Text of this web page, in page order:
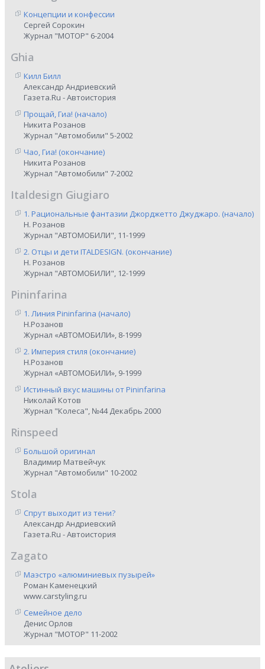
Концепции и конфессии
Сергей Сорокин
Журнал "МОТОР" 6-2004
Ghia
Килл Билл
Александр Андриевский
Газета.Ru - Автоистория
Прощай, Гиа! (начало)
Никита Розанов
Журнал "Автомобили" 5-2002
Чао, Гиа! (окончание)
Никита Розанов
Журнал "Автомобили" 7-2002
Italdesign Giugiaro
1. Рациональные фантазии Джорджетто Джуджаро. (начало)
Н. Розанов
Журнал "АВТОМОБИЛИ", 11-1999
2. Отцы и дети ITALDESIGN. (окончание)
Н. Розанов
Журнал "АВТОМОБИЛИ", 12-1999
Pininfarina
1. Линия Pininfarina (начало)
Н.Розанов
Журнал «АВТОМОБИЛИ», 8-1999
2. Империя стиля (окончание)
Н.Розанов
Журнал «АВТОМОБИЛИ», 9-1999
Истинный вкус машины от Pininfarina
Николай Котов
Журнал "Колеса", №44 Декабрь 2000
Rinspeed
Большой оригинал
Владимир Матвейчук
Журнал "Автомобили" 10-2002
Stola
Спрут выходит из тени?
Александр Андриевский
Газета.Ru - Автоистория
Zagato
Маэстро «алюминиевых пузырей»
Роман Каменецкий
www.carstyling.ru
Семейное дело
Денис Орлов
Журнал "МОТОР" 11-2002